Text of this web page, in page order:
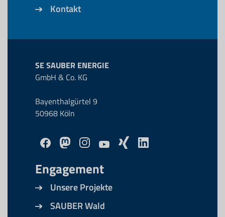
Kontakt
SE SAUBER ENERGIE
GmbH & Co. KG
Bayenthalgürtel 9
50968 Köln
Engagement
Unsere Projekte
SAUBER Wald